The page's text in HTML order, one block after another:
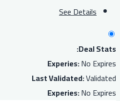
See Details
Deal Stats:
Experies:No Expires
Last Validated:Validated
Experies:No Expires